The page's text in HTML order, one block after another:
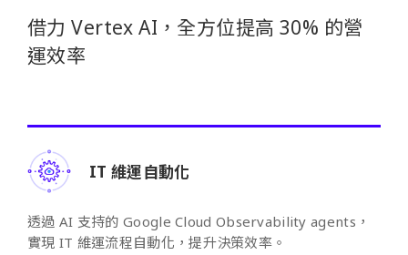
借力 Vertex AI，全方位提高 30% 的營
運效率
IT 維運自動化
透過 AI 支持的 Google Cloud Observability agents，
實現 IT 維運流程自動化，提升決策效率。